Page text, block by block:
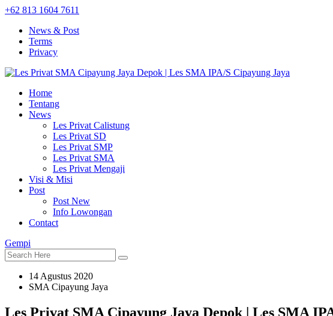
+62 813 1604 7611
News & Post
Terms
Privacy
Home
Tentang
News
Les Privat Calistung
Les Privat SD
Les Privat SMP
Les Privat SMA
Les Privat Mengaji
Visi & Misi
Post
Post New
Info Lowongan
Contact
Gempi
14 Agustus 2020
SMA Cipayung Jaya
Les Privat SMA Cipayung Jaya Depok | Les SMA